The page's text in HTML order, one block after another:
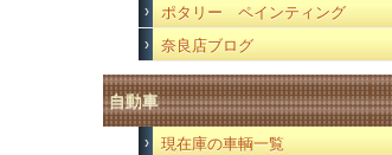
ポタリー ペインティング
奈良店ブログ
自動車
現在庫の車輌一覧